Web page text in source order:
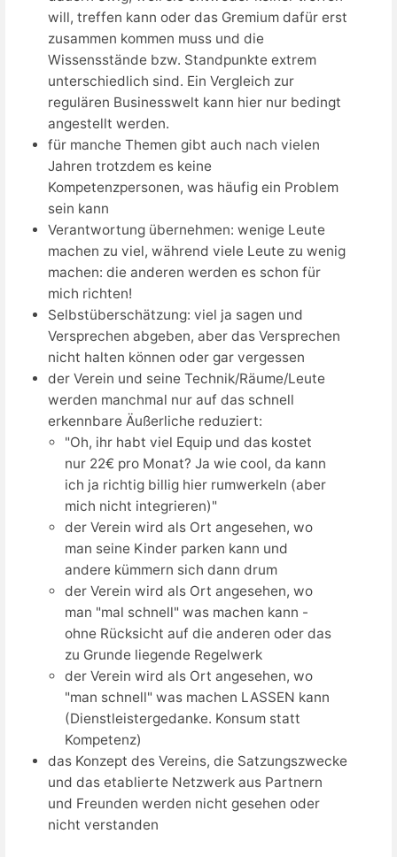
will, treffen kann oder das Gremium dafür erst
zusammen kommen muss und die
Wissensstände bzw. Standpunkte extrem
unterschiedlich sind. Ein Vergleich zur
regulären Businesswelt kann hier nur bedingt
angestellt werden.
für manche Themen gibt auch nach vielen
Jahren trotzdem es keine
Kompetenzpersonen, was häufig ein Problem
sein kann
Verantwortung übernehmen: wenige Leute
machen zu viel, während viele Leute zu wenig
machen: die anderen werden es schon für
mich richten!
Selbstüberschätzung: viel ja sagen und
Versprechen abgeben, aber das Versprechen
nicht halten können oder gar vergessen
der Verein und seine Technik/Räume/Leute
werden manchmal nur auf das schnell
erkennbare Äußerliche reduziert:
"Oh, ihr habt viel Equip und das kostet
nur 22€ pro Monat? Ja wie cool, da kann
ich ja richtig billig hier rumwerkeln (aber
mich nicht integrieren)"
der Verein wird als Ort angesehen, wo
man seine Kinder parken kann und
andere kümmern sich dann drum
der Verein wird als Ort angesehen, wo
man "mal schnell" was machen kann -
ohne Rücksicht auf die anderen oder das
zu Grunde liegende Regelwerk
der Verein wird als Ort angesehen, wo
"man schnell" was machen LASSEN kann
(Dienstleistergedanke. Konsum statt
Kompetenz)
das Konzept des Vereins, die Satzungszwecke
und das etablierte Netzwerk aus Partnern
und Freunden werden nicht gesehen oder
nicht verstanden